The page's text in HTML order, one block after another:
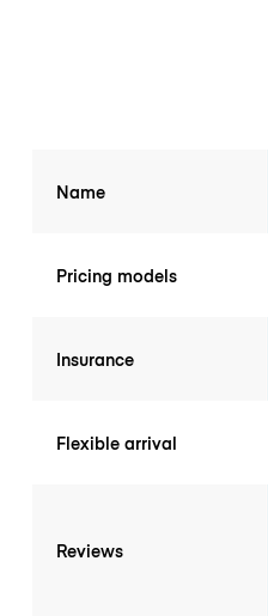
Name
Pricing models
Insurance
Flexible arrival
Reviews